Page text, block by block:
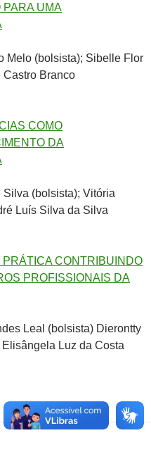
PARA UMA
Melo (bolsista); Sibelle Flor
Castro Branco
COMO
DA
(bolsista); Vitória
Luís Silva da Silva
CONTRIBUINDO
PROFISSIONAIS DA
Leal (bolsista) Dierontty
Luz da Costa